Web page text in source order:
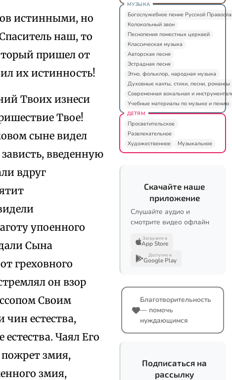
истинными, но
наш, то
пришел от
их истинность!
Твоих изнеси
Твое!
сыне видел
введенную
вдруг
упоенного
Сына
греховного
он взор
Своим
чин естества,
Чаял Его
пожрет змия,
змия,
МУЗЫКА
Богослужебное пение Русской
Колокольный звон
Песнопения поместных церквей
Классическая музыка
Авторская песня
Эстрадная песня
Этно, фольклор, народная музыка
Духовные канты, стихи, песни, романсы
Современная вокальная и
Учебные материалы по музыке и пению
ДЕТЯМ
Просветительское
Развлекательное
Художественное
Музыкальное
Скачайте наше
приложение
Слушайте аудио и
смотрите видео офлайн
Загрузите в
App Store
Доступно в
Google Play
Благотворительность
— помочь
нуждающимся
Подписаться на
рассылку